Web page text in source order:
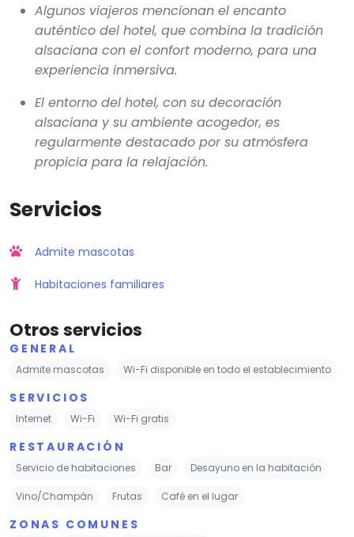
Algunos viajeros mencionan el encanto
auténtico del hotel, que combina la tradición
alsaciana con el confort moderno, para una
experiencia inmersiva.
El entorno del hotel, con su decoración
alsaciana y su ambiente acogedor, es
regularmente destacado por su atmósfera
propicia para la relajación.
Servicios
Admite mascotas
Habitaciones familiares
Otros servicios
GENERAL
Admite mascotas Wi-Fi disponible en todo el establecimiento
SERVICIOS
Internet Wi-Fi Wi-Fi gratis
RESTAURACIÓN
Servicio de habitaciones Bar Desayuno en la habitación
Vino/Champán Frutas Café en el lugar
ZONAS COMUNES